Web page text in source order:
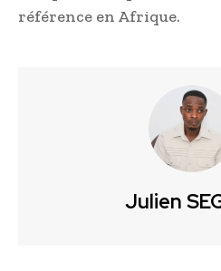
référence en Afrique.
Julien